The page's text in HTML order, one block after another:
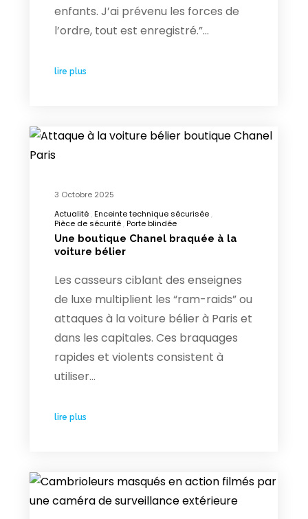
enfants. J’ai prévenu les forces de
l’ordre, tout est enregistré.”…
lire plus
3 Octobre 2025
Actualité Enceinte technique sécurisée
Pièce de sécurité Porte blindée
Une boutique Chanel braquée à la
voiture bélier
Les casseurs ciblant des enseignes
de luxe multiplient les “ram-raids” ou
attaques à la voiture bélier à Paris et
dans les capitales. Ces braquages
rapides et violents consistent à
utiliser…
lire plus